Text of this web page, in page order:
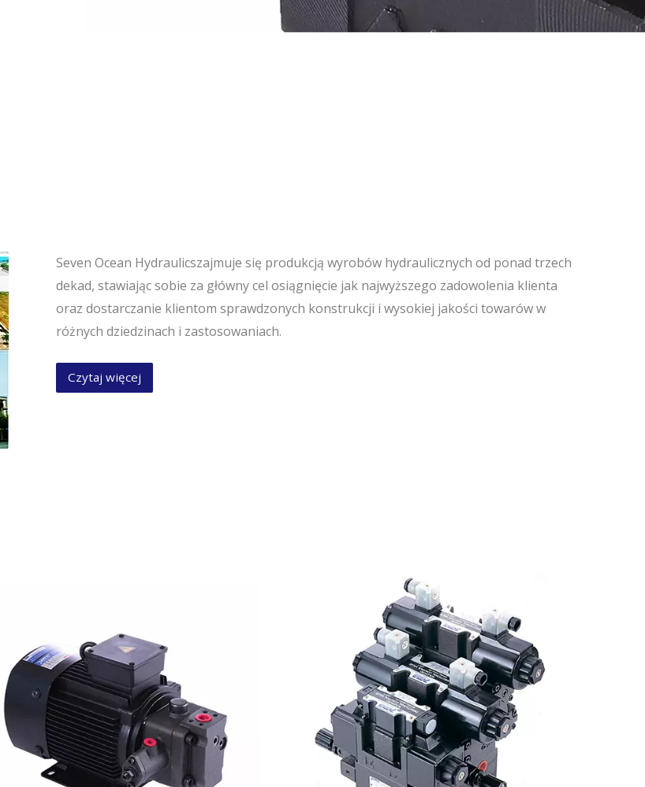
Seven Ocean Hydraulicszajmuje się produkcją wyrobów hydraulicznych od ponad trzech
dekad, stawiając sobie za główny cel osiągnięcie jak najwyższego zadowolenia klienta
oraz dostarczanie klientom sprawdzonych konstrukcji i wysokiej jakości towarów w
różnych dziedzinach i zastosowaniach.
Czytaj więcej